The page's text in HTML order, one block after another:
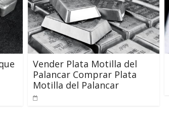
Vender Plata Motilla del
Palancar Comprar Plata
Motilla del Palancar